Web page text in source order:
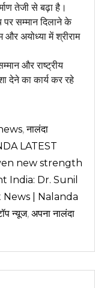
तेजी से बढ़ा है।
पर सम्मान दिलाने के
और अयोध्या में श्रीराम
और राष्ट्रीय
देने का कार्य कर रहे
,नालंदा
LATEST
new strength
India: Dr. Sunil
News | Nalanda
न्यूज, अपना नालंदा